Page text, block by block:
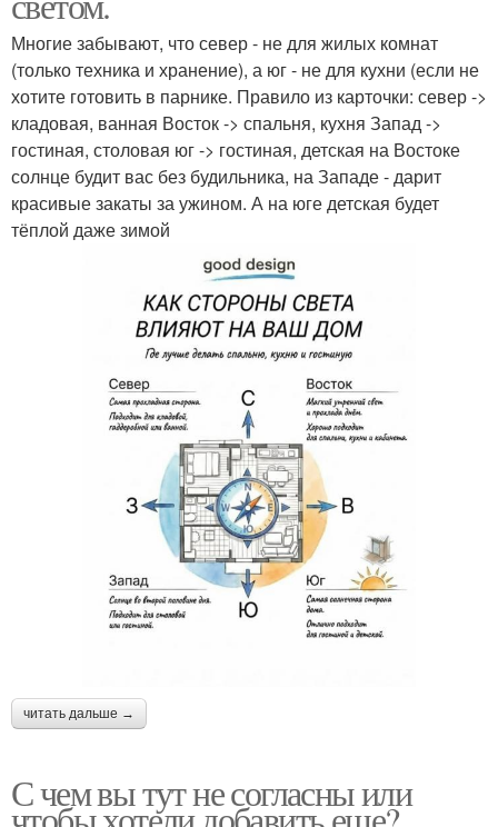
Многие забывают, что север - не для жилых комнат
(только техника и хранение), а юг - не для кухни (если не
хотите готовить в парнике. Правило из карточки: север ->
кладовая, ванная Восток -> спальня, кухня Запад ->
гостиная, столовая юг -> гостиная, детская на Востоке
солнце будит вас без будильника, на Западе - дарит
красивые закаты за ужином. А на юге детская будет
тёплой даже зимой
читать дальше →
С чем вы тут не согласны или